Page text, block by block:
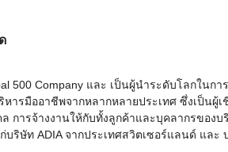
500 Company และ เป็นผู้นำระดับโลกใน
ารมืออาชีพจากหลากหลายประเทศ ซึ่งเป็น
การจ้างงานให้กับทั้งลูกค้าและบุคลากรของ
ริษัท ADIA จากประเทศสวิตเซอร์แลนด์ และ